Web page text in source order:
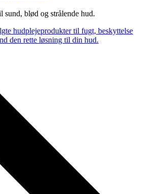
blød og strålende hud.
hudplejeprodukter til fugt, beskyttelse
den rette løsning til din hud.